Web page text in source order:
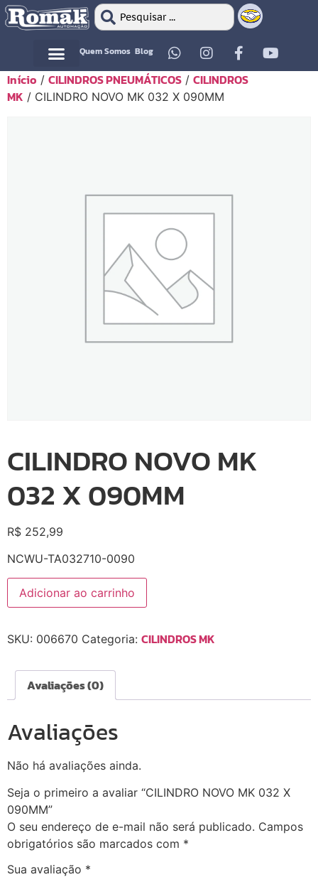
Quem Somos Blog
Início / CILINDROS PNEUMÁTICOS / CILINDROS
MK / CILINDRO NOVO MK 032 X 090MM
CILINDRO NOVO MK
032 X 090MM
R$ 252,99
NCWU-TA032710-0090
Adicionar ao carrinho
SKU: 006670 Categoria: CILINDROS MK
Avaliações (0)
Avaliações
Não há avaliações ainda.
Seja o primeiro a avaliar “CILINDRO NOVO MK 032 X
090MM”
O seu endereço de e-mail não será publicado. Campos
obrigatórios são marcados com *
Sua avaliação *